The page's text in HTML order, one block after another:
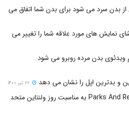
از بدن سرد می شود برای بدن شما اتفاق می
نمایش های مورد علاقه شما را تغییر می
ویدئوی بدن مرده روبرو می شود
و بدترین اپل را نشان می دهد
امی پولر و بازیگران Parks And Recreation به مناسبت روز ولنتاین متحد